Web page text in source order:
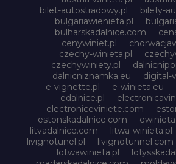
bilet-autostradowy.pl
bilety-
bulgariawienieta.pl
bulharskadalnice.com
cenywiniet.pl
czechy-winieta.pl
czechywiniety.pl
dalnicniznamka.eu
digital-
e-vignette.pl
e-winieta.eu
edalnice.pl
electroniceviniete.com
estonskadalnice.com
litvadalnice.com
litwa-winieta.pl
livignotunel.pl
livignotunnel.com
lotwawinieta.pl